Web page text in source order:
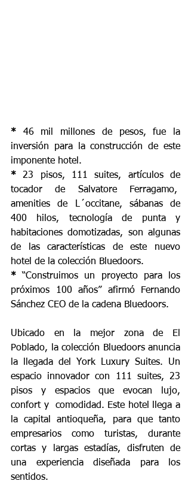
* 46 mil millones de pesos, fue la
inversión para la construcción de este
imponente hotel.
* 23 pisos, 111 suites, artículos de
tocador de Salvatore Ferragamo,
amenities de L´occitane, sábanas de
400 hilos, tecnología de punta y
habitaciones domotizadas, son algunas
de las características de este nuevo
hotel de la colección Bluedoors.
* “Construimos un proyecto para los
próximos 100 años” afirmó Fernando
Sánchez CEO de la cadena Bluedoors.
Ubicado en la mejor zona de El
Poblado, la colección Bluedoors anuncia
la llegada del York Luxury Suites. Un
espacio innovador con 111 suites, 23
pisos y espacios que evocan lujo,
confort y  comodidad. Este hotel llega a
la capital antioqueña, para que tanto
empresarios como turistas, durante
cortas y largas estadías, disfruten de
una experiencia diseñada para los
sentidos.